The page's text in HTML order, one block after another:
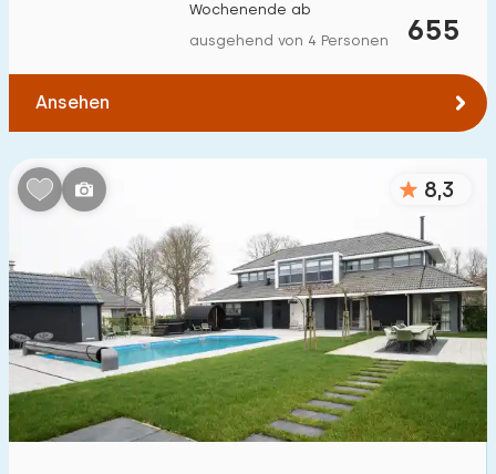
€ 0 — € 1000+
Schlafzimmern:
3 5
Badezimmer:
1 2 3 4 5
Entfernungen
655
Wochenende ab
ausgehend von 4 Personen
Ansehen
8,3